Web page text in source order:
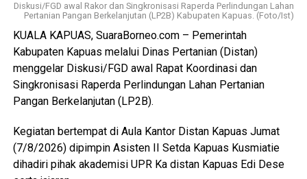
semakin optimal.
Ia juga mengapresiasi dukungan seluruh pelaku usaha yang
bersedia direlokasi tanpa adanya penolakan. Seluruh 16
pemotong unggas telah memenuhi kewajiban membayar
retribusi.
Rp300 per ekor meningkat dari tarif sebelumnya Rp100
per ekor. Dana ini masuk pendapatan daerah kemudian
kembali kepada peningkatan fasilitas RPU itu sendiri.
Diskusi/FGD awal Rakor dan Singkronisasi Raperda Perlindungan Lahan
Pertanian Pangan Berkelanjutan (LP2B) Kabupaten Kapuas. (Foto/Ist)
KUALA KAPUAS, SuaraBorneo.com – Pemerintah
Kabupaten Kapuas melalui Dinas Pertanian (Distan)
menggelar Diskusi/FGD awal Rapat Koordinasi dan
Singkronisasi Raperda Perlindungan Lahan Pertanian
Pangan Berkelanjutan (LP2B).
Kegiatan bertempat di Aula Kantor Distan Kapuas Jumat
(7/8/2026) dipimpin Asisten II Setda Kapuas Kusmiatie
dihadiri pihak akademisi UPR Ka distan Kapuas Edi Dese